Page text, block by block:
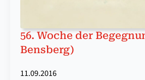
56. Woche der
Bensberg)
11.09.2016